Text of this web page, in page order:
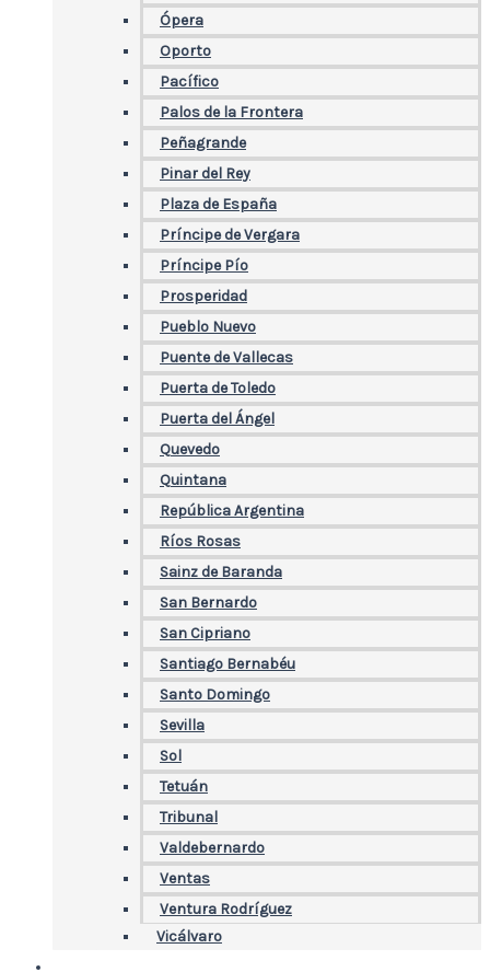
Ópera
Oporto
Pacífico
Palos de la Frontera
Peñagrande
Pinar del Rey
Plaza de España
Príncipe de Vergara
Príncipe Pío
Prosperidad
Pueblo Nuevo
Puente de Vallecas
Puerta de Toledo
Puerta del Ángel
Quevedo
Quintana
República Argentina
Ríos Rosas
Sainz de Baranda
San Bernardo
San Cipriano
Santiago Bernabéu
Santo Domingo
Sevilla
Sol
Tetuán
Tribunal
Valdebernardo
Ventas
Ventura Rodríguez
Vicálvaro